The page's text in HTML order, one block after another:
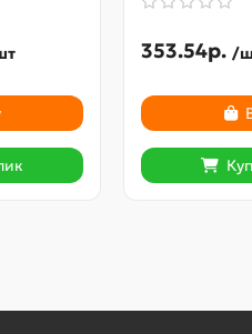
353.54р. /